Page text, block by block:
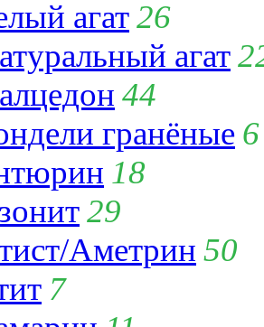
агат26
агат
44
гранёные 6
18
29
Аметрин 50
7